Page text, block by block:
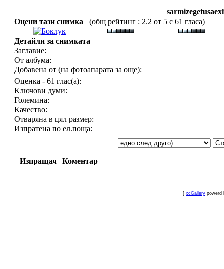
Оцени тази снимка
(общ рейтинг : 2.2 от 5 с 61 гласа)
Детайли за снимката
Заглавие:
От албума:
Добавена от (на фотоапарата за още):
Оценка - 61 глас(а):
Ключови думи:
Големина:
Качество:
Отваряна в цял размер:
Изпратена по ел.поща:
Изпращач Коментар
[ xcGallery